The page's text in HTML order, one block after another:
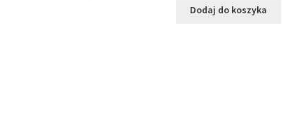
wynosiła:
Dodaj do koszyka